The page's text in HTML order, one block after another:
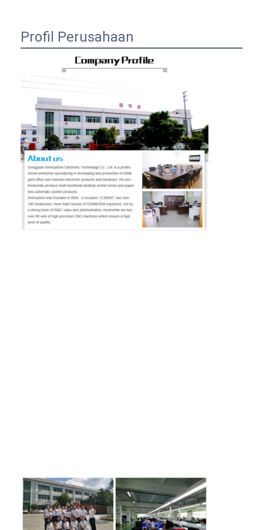
Profil Perusahaan